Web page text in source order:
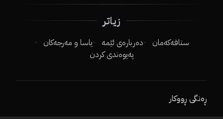
زیاتر
ستافەکەمان دەربارەی ئێمە
یاسا و مەرجەکان
پەیوەندی کردن
ڕەنگی ڕووکار